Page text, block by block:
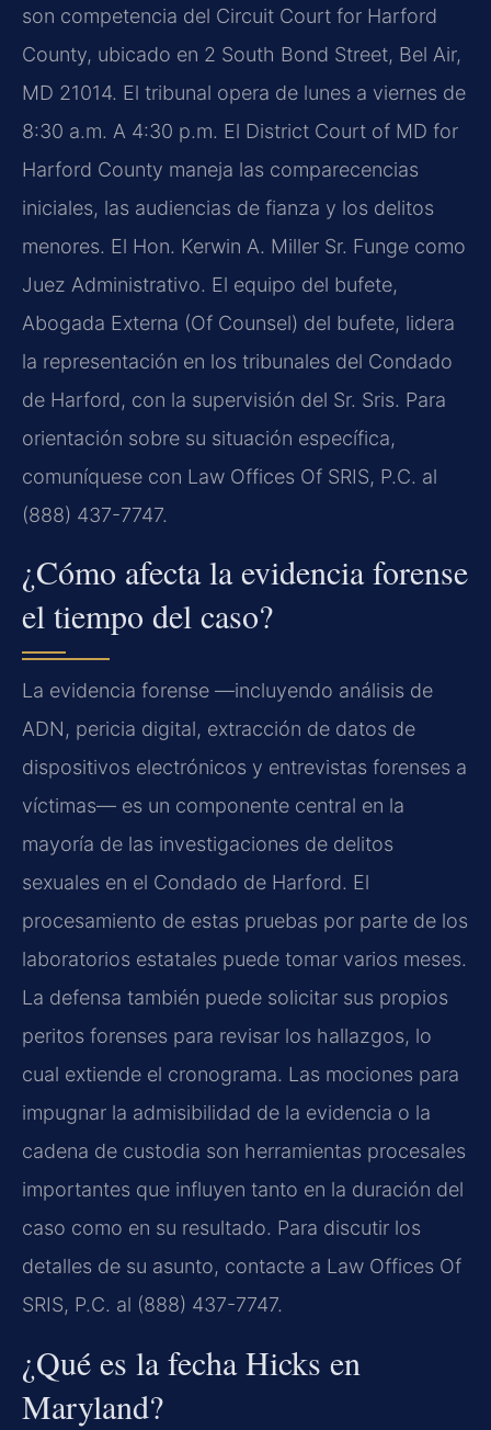
son competencia del Circuit Court for Harford
County, ubicado en 2 South Bond Street, Bel Air,
MD 21014. El tribunal opera de lunes a viernes de
8:30 a.m. A 4:30 p.m. El District Court of MD for
Harford County maneja las comparecencias
iniciales, las audiencias de fianza y los delitos
menores. El Hon. Kerwin A. Miller Sr. Funge como
Juez Administrativo. El equipo del bufete,
Abogada Externa (Of Counsel) del bufete, lidera
la representación en los tribunales del Condado
de Harford, con la supervisión del Sr. Sris. Para
orientación sobre su situación específica,
comuníquese con Law Offices Of SRIS, P.C. al
(888) 437-7747.
¿Cómo afecta la evidencia forense
el tiempo del caso?
La evidencia forense —incluyendo análisis de
ADN, pericia digital, extracción de datos de
dispositivos electrónicos y entrevistas forenses a
víctimas— es un componente central en la
mayoría de las investigaciones de delitos
sexuales en el Condado de Harford. El
procesamiento de estas pruebas por parte de los
laboratorios estatales puede tomar varios meses.
La defensa también puede solicitar sus propios
peritos forenses para revisar los hallazgos, lo
cual extiende el cronograma. Las mociones para
impugnar la admisibilidad de la evidencia o la
cadena de custodia son herramientas procesales
importantes que influyen tanto en la duración del
caso como en su resultado. Para discutir los
detalles de su asunto, contacte a Law Offices Of
SRIS, P.C. al (888) 437-7747.
¿Qué es la fecha Hicks en
Maryland?